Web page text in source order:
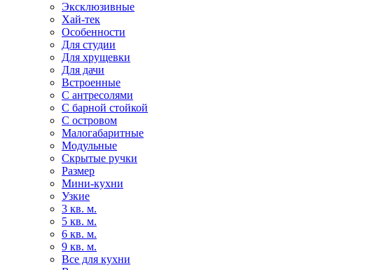
Эксклюзивные
Хай-тек
Особенности
Для студии
Для хрущевки
Для дачи
Встроенные
С антресолями
С барной стойкой
С островом
Малогабаритные
Модульные
Скрытые ручки
Размер
Мини-кухни
Узкие
3 кв. м.
5 кв. м.
6 кв. м.
9 кв. м.
Все для кухни